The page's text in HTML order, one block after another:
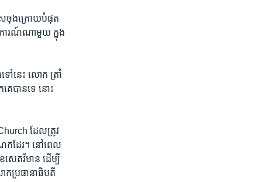
ើស​ចុងក្រោយ​បំផុត
ការណ៍​ណា​មួយ ក្នុង​
ទៅ​នេះ លោក ត្រាំ
េ​បាន​ទេ​ នោះ​
ដែល​ត្រូវ​
ក​ដែរ។ នៅ​ពេល​
សេតវិមាន ដើម្បី​
ក​ប្រធានាធិបតី​